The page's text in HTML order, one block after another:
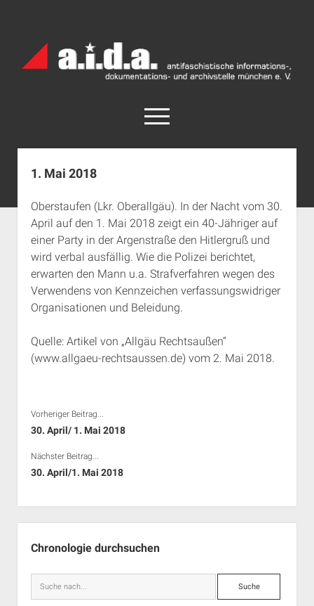
Archiv
München
open
menu
facebook
rss info@aida-archiv.de
Aktuelles
Termine
open
dropdown
menu
Antifaschistische Termine im Süden
Antifaschistische Termine in München
Rechte Termine im Süden
Chronologie
Das Archiv
open
dropdown
a.i.d.a. e. V. unterstützen
RSS-Feeds, Twitter & Facebook
Impressum
1. Mai 2018
Oberstaufen (Lkr. Oberallgäu). In der Nacht vom 30.
April auf den 1. Mai 2018 zeigt ein 40-Jähriger auf
einer Party in der Argenstraße den Hitlergruß und
wird verbal ausfällig. Wie die Polizei berichtet,
erwarten den Mann u.a. Strafverfahren wegen des
Verwendens von Kennzeichen verfassungswidriger
Organisationen und Beleidung.
Quelle: Artikel von „Allgäu Rechtsaußen“
(www.allgaeu-rechtsaussen.de) vom 2. Mai 2018.
Vorheriger Beitrag...
30. April/ 1. Mai 2018
Nächster Beitrag...
30. April/1. Mai 2018
Chronologie durchsuchen
Suche